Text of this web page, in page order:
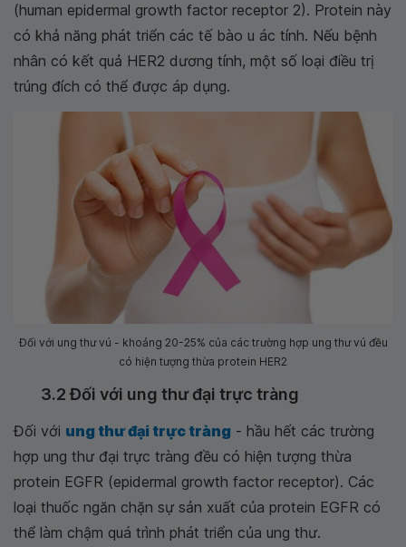
(human epidermal growth factor receptor 2). Protein này
có khả năng phát triển các tế bào u ác tính. Nếu bệnh
nhân có kết quả HER2 dương tính, một số loại điều trị
trúng đích có thể được áp dụng.
Đối với ung thư vú - khoảng 20-25% của các trường hợp ung thư vú đều
có hiện tượng thừa protein HER2
3.2 Đối với ung thư đại trực tràng
Đối với ung thư đại trực tràng - hầu hết các trường
hợp ung thư đại trực tràng đều có hiện tượng thừa
protein EGFR (epidermal growth factor receptor). Các
loại thuốc ngăn chặn sự sản xuất của protein EGFR có
thể làm chậm quá trình phát triển của ung thư.